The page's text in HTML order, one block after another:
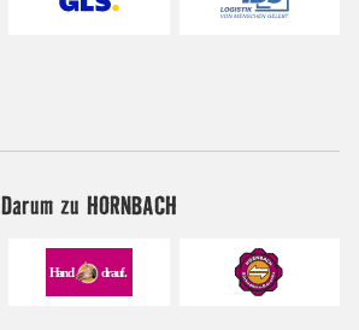
Darum zu HORNBACH